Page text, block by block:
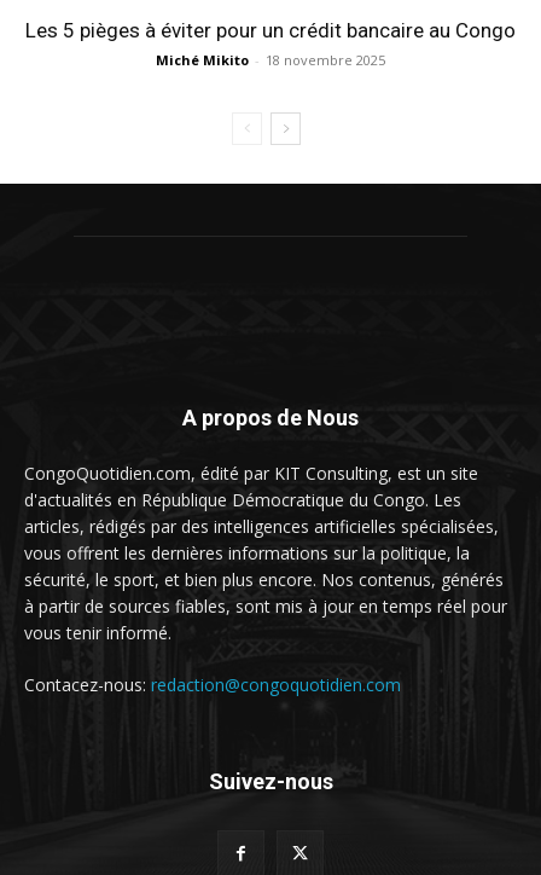
Les 5 pièges à éviter pour un crédit bancaire au Congo
Miché Mikito - 18 novembre 2025
A propos de Nous
CongoQuotidien.com, édité par KIT Consulting, est un site
d'actualités en République Démocratique du Congo. Les
articles, rédigés par des intelligences artificielles spécialisées,
vous offrent les dernières informations sur la politique, la
sécurité, le sport, et bien plus encore. Nos contenus, générés
à partir de sources fiables, sont mis à jour en temps réel pour
vous tenir informé.
Contacez-nous: redaction@congoquotidien.com
Suivez-nous